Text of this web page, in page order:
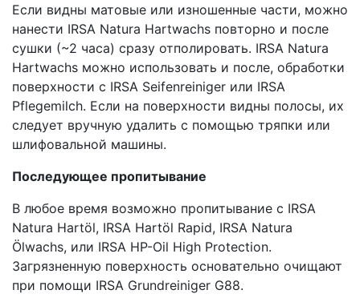
Если видны матовые или изношенные части, можно
нанести IRSA Natura Hartwachs повторно и после
сушки (~2 часа) сразу отполировать. IRSA Natura
Hartwachs можно использовать и после, обработки
поверхности с IRSA Seifenreiniger или IRSA
Pflegemilch. Если на поверхности видны полосы, их
следует вручную удалить с помощью тряпки или
шлифовальной машины.
Последующее пропитывание
В любое время возможно пропитывание с IRSA
Natura Hartöl, IRSA Hartöl Rapid, IRSA Natura
Ölwachs, или IRSA HP-Oil High Protection.
Загрязненную поверхность основательно очищают
при помощи IRSA Grundreiniger G88.